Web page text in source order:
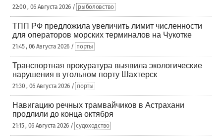
22:00 , 06 Августа 2026 / рыболовство
ТПП РФ предложила увеличить лимит численности
для операторов морских терминалов на Чукотке
21:45 , 06 Августа 2026 / порты
Транспортная прокуратура выявила экологические
нарушения в угольном порту Шахтерск
21:30 , 06 Августа 2026 / порты
Навигацию речных трамвайчиков в Астрахани
продлили до конца октября
21:15 , 06 Августа 2026 / судоходство